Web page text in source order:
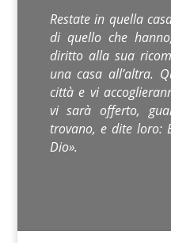
Restate in quella
di quello che
diritto alla sua
una casa all’altra.
città e vi
vi sarà offerto,
trovano, e dite loro:
Dio».